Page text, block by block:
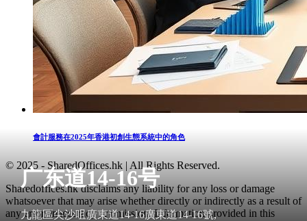
广东道14-16号
九龍區尖沙咀廣東道14-16廣東道14-16號,
會計服務在2025年香港初創生態系統中的角色
© 2025 - SharedOffices.hk | All Rights Reserved.
Sharedoffices.hk disclaims any liability for any loss or damage
whatsoever that may arise whether directly or indirectly as a result of
any error, inaccuracy or omission. Information provided in this